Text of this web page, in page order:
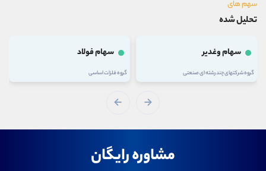
سهم های
تحلیل شده
سهام وغدیر
گروه شرکتهای چند رشته ای صنعتی
سهام فولاد
گروه فلزات اساسی
مشاوره رایگان